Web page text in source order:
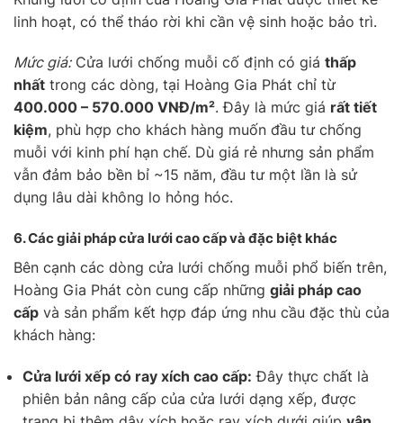
linh hoạt, có thể tháo rời khi cần vệ sinh hoặc bảo trì.
Mức giá:Cửa lưới chống muỗi cố định có giá thấp
nhất trong các dòng, tại Hoàng Gia Phát chỉ từ
400.000 – 570.000 VNĐ/m². Đây là mức giá rất tiết
kiệm, phù hợp cho khách hàng muốn đầu tư chống
muỗi với kinh phí hạn chế. Dù giá rẻ nhưng sản phẩm
vẫn đảm bảo bền bỉ ~15 năm, đầu tư một lần là sử
dụng lâu dài không lo hỏng hóc.
6.Các giải pháp cửa lưới cao cấp và đặc biệt khác
Bên cạnh các dòng cửa lưới chống muỗi phổ biến trên,
Hoàng Gia Phát còn cung cấp những giải pháp cao
cấp và sản phẩm kết hợp đáp ứng nhu cầu đặc thù của
khách hàng:
Cửa lưới xếp có ray xích cao cấp: Đây thực chất là
phiên bản nâng cấp của cửa lưới dạng xếp, được